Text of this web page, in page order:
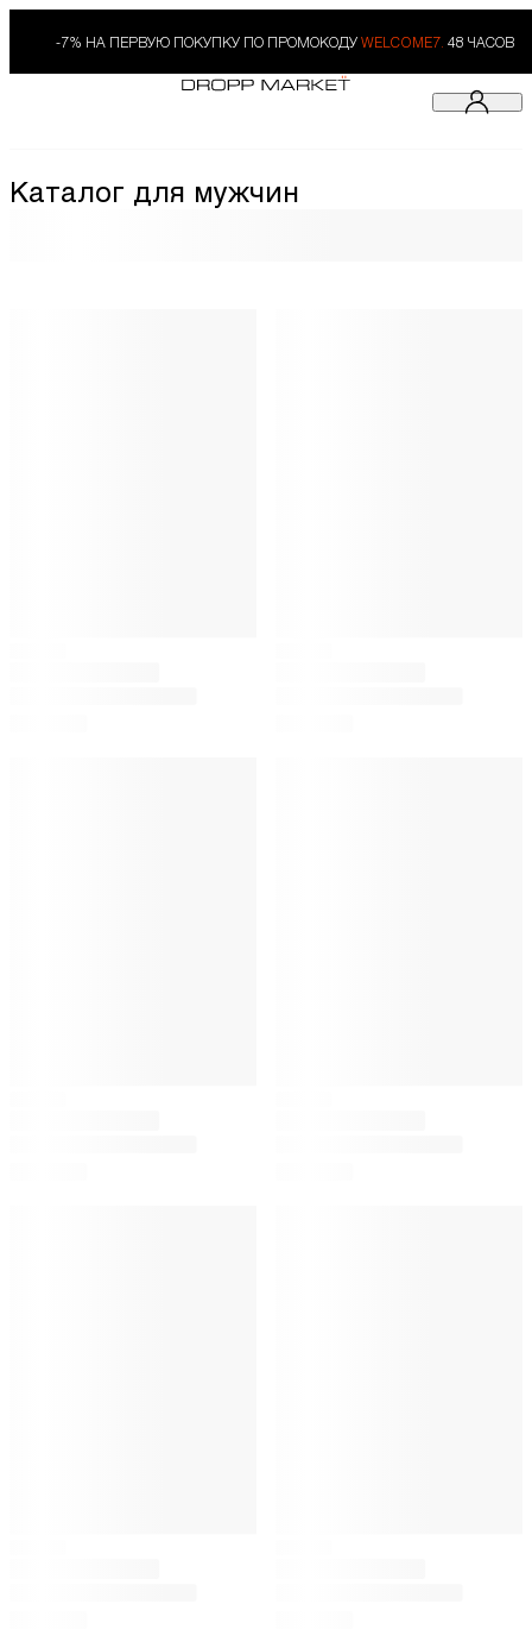
-7% НА ПЕРВУЮ ПОКУПКУ ПО ПРОМОКОДУ WELCOME7. 48 ЧАСОВ
Каталог для мужчин